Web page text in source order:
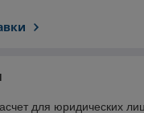
для юридических лиц